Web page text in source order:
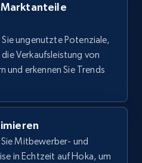
max, Rating,
Jetzt anfangen
Gtin,
Top reviews, and
ungenutzte Potenziale,
Verkaufsleistung von
und erkennen Sie Trends
Mitbewerber- und
in Echtzeit auf Hoka, um